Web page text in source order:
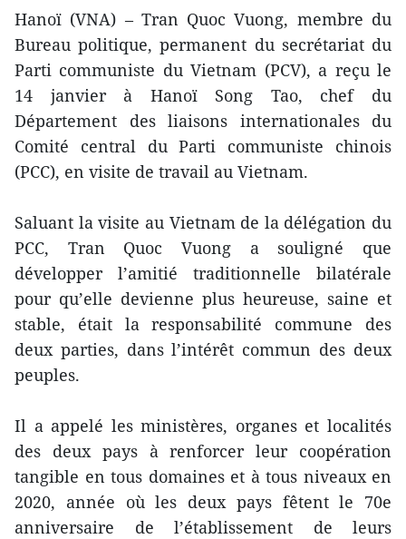
Hanoï (VNA) – Tran Quoc Vuong, membre du
Bureau politique, permanent du secrétariat du
Parti communiste du Vietnam (PCV), a reçu le
14 janvier à Hanoï Song Tao, chef du
Département des liaisons internationales du
Comité central du Parti communiste chinois
(PCC), en visite de travail au Vietnam.
Saluant la visite au Vietnam de la délégation du
PCC, Tran Quoc Vuong a souligné que
développer l’amitié traditionnelle bilatérale
pour qu’elle devienne plus heureuse, saine et
stable, était la responsabilité commune des
deux parties, dans l’intérêt commun des deux
peuples.
Il a appelé les ministères, organes et localités
des deux pays à renforcer leur coopération
tangible en tous domaines et à tous niveaux en
2020, année où les deux pays fêtent le 70e
anniversaire de l’établissement de leurs